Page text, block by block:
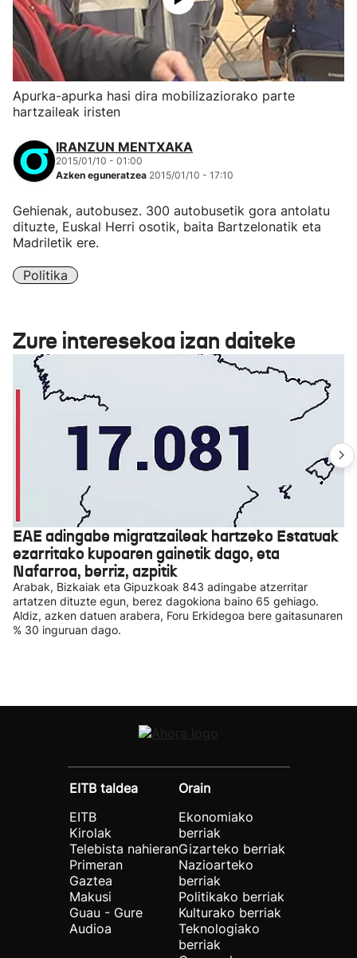
Apurka-apurka hasi dira mobilizaziorako parte
hartzaileak iristen
IRANZUN MENTXAKA
2015/01/10 - 01:00
Azken eguneratzea 2015/01/10 - 17:10
Gehienak, autobusez. 300 autobusetik gora antolatu
dituzte, Euskal Herri osotik, baita Bartzelonatik eta
Madriletik ere.
Politika
Zure interesekoa izan daiteke
EAE adingabe migratzaileak hartzeko Estatuak
ezarritako kupoaren gainetik dago, eta
Nafarroa, berriz, azpitik
Arabak, Bizkaiak eta Gipuzkoak 843 adingabe atzerritar
artatzen dituzte egun, berez dagokiona baino 65 gehiago.
Aldiz, azken datuen arabera, Foru Erkidegoa bere gaitasunaren
% 30 inguruan dago.
EITB taldea
EITB
Kirolak
Telebista nahieran
Primeran
Gaztea
Makusi
Guau - Gure
Audioa
Orain
Ekonomiako
berriak
Gizarteko berriak
Nazioarteko
berriak
Politikako berriak
Kulturako berriak
Teknologiako
berriak